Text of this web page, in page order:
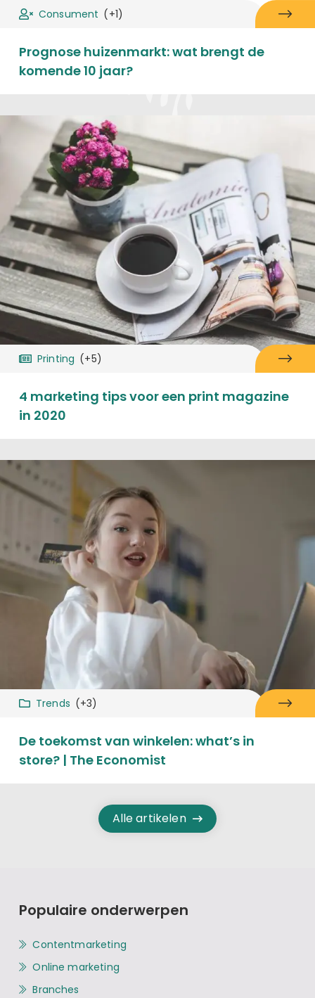
Consument (+1)
Prognose huizenmarkt: wat brengt de
komende 10 jaar?
Printing (+5)
4 marketing tips voor een print magazine
in 2020
Trends (+3)
De toekomst van winkelen: what’s in
store? | The Economist
Alle artikelen
Populaire onderwerpen
Contentmarketing
Online marketing
Branches